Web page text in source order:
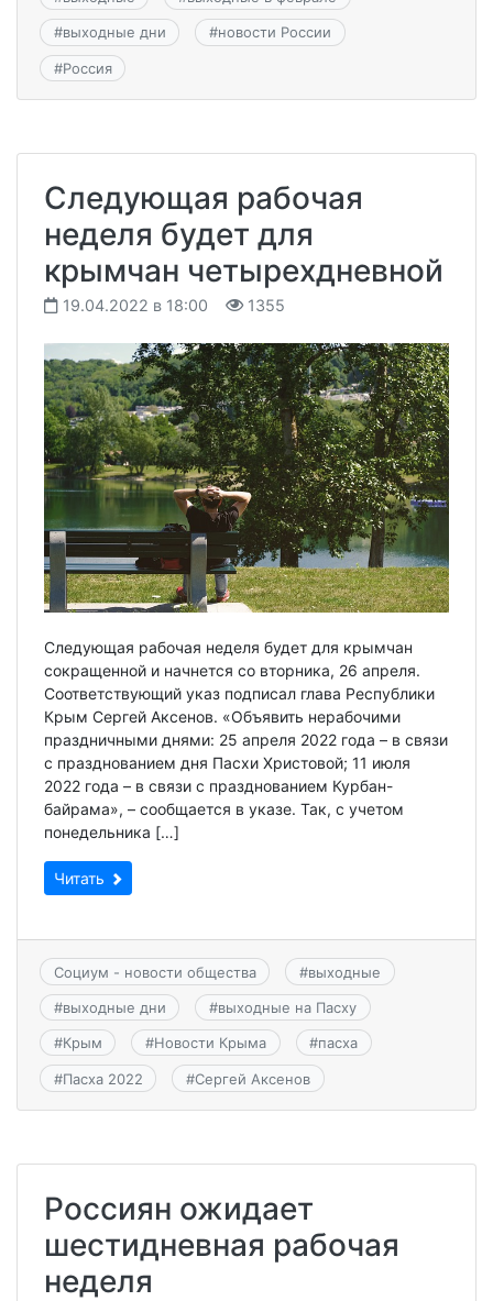
#выходные дни #новости России
#Россия
Следующая рабочая
неделя будет для
крымчан четырехдневной
19.04.2022 в 18:00 1355
Следующая рабочая неделя будет для крымчан
сокращенной и начнется со вторника, 26 апреля.
Соответствующий указ подписал глава Республики
Крым Сергей Аксенов. «Объявить нерабочими
праздничными днями: 25 апреля 2022 года – в связи
с празднованием дня Пасхи Христовой; 11 июля
2022 года – в связи с празднованием Курбан-
байрама», – сообщается в указе. Так, с учетом
понедельника […]
Читать
Социум - новости общества #выходные
#выходные дни #выходные на Пасху
#Крым #Новости Крыма #пасха
#Пасха 2022 #Сергей Аксенов
Россиян ожидает
шестидневная рабочая
неделя